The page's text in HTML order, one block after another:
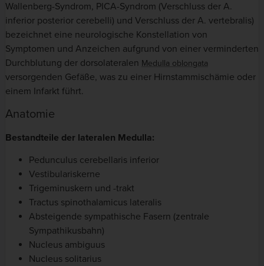
Wallenberg-Syndrom, PICA-Syndrom (Verschluss der A.
inferior posterior cerebelli) und Verschluss der A. vertebralis)
bezeichnet eine neurologische Konstellation von
Symptomen und Anzeichen aufgrund von einer verminderten
Durchblutung der dorsolateralen Medulla oblongata
versorgenden Gefäße, was zu einer Hirnstammischämie oder
einem Infarkt führt.
Anatomie
Bestandteile der lateralen Medulla:
Pedunculus cerebellaris inferior
Vestibulariskerne
Trigeminuskern und -trakt
Tractus spinothalamicus lateralis
Absteigende sympathische Fasern (zentrale
Sympathikusbahn)
Nucleus ambiguus
Nucleus solitarius